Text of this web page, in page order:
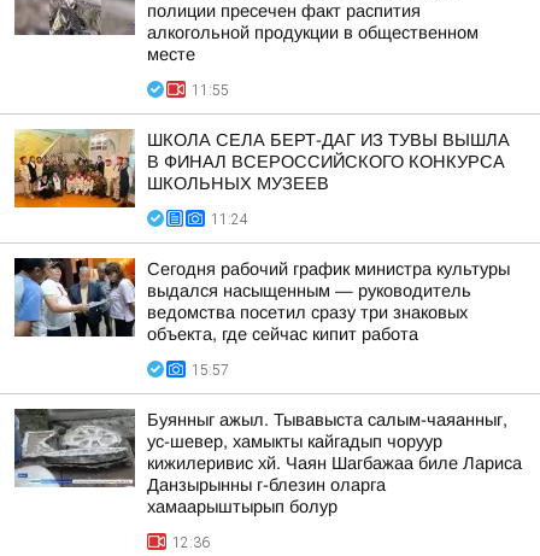
полиции пресечен факт распития
алкогольной продукции в общественном
месте
11:55
ШКОЛА СЕЛА БЕРТ-ДАГ ИЗ ТУВЫ ВЫШЛА
В ФИНАЛ ВСЕРОССИЙСКОГО КОНКУРСА
ШКОЛЬНЫХ МУЗЕЕВ
11:24
Сегодня рабочий график министра культуры
выдался насыщенным — руководитель
ведомства посетил сразу три знаковых
объекта, где сейчас кипит работа
15:57
Буянныг ажыл. Тывавыста салым-чаяанныг,
ус-шевер, хамыкты кайгадып чоруур
кижилеривис хй. Чаян Шагбажаа биле Лариса
Данзырынны г-блезин оларга
хамаарыштырып болур
12:36